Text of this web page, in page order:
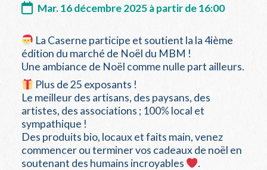
Mar. 16 décembre 2025 à partir de 16:00
La Caserne participe et soutient la la 4ième
édition du marché de Noël du MBM !
Une ambiance de Noël comme nulle part ailleurs.
Plus de 25 exposants !
Le meilleur des artisans, des paysans, des
artistes, des associations ; 100% local et
sympathique !
Des produits bio, locaux et faits main, venez
commencer ou terminer vos cadeaux de noël en
soutenant des humains incroyables
.